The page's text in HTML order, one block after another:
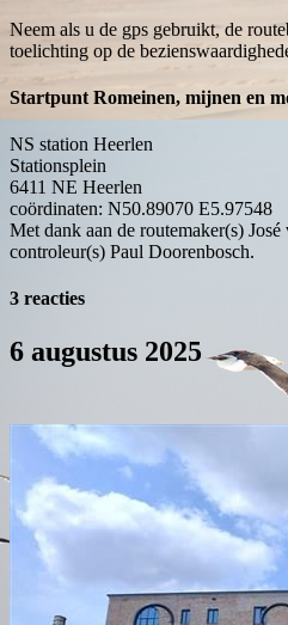
Neem als u de gps gebruikt, de
toelichting op de
Startpunt Romeinen, mijnen en
NS station Heerlen
Stationsplein
6411 NE Heerlen
coördinaten: N50.89070 E5.97548
Met dank aan de routemaker(s)
controleur(s) Paul Doorenbosch.
3 reacties
6 augustus 2025